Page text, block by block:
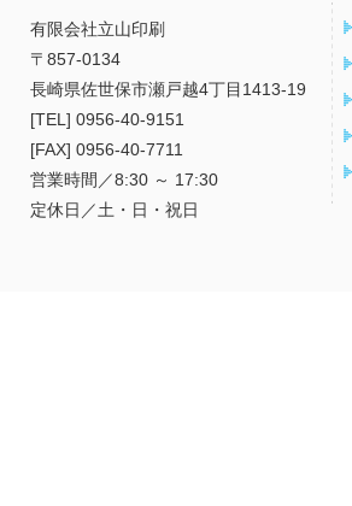
有限会社立山印刷
〒857-0134
長崎県佐世保市瀬戸越4丁目1413-19
[TEL] 0956-40-9151
[FAX] 0956-40-7711
営業時間／8:30 ～ 17:30
定休日／土・日・祝日